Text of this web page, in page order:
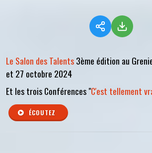
Le Salon des Talents3ème édition au
et 27 octobre 2024
Et les trois Conférences "C'est tellement
ÉCOUTEZ